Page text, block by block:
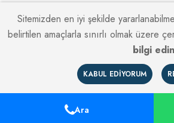
Sitemizden en iyi şekilde
belirtilen amaçlarla sınırlı olmak üzere
bilgi edin
KABUL EDIYORUM
Ara